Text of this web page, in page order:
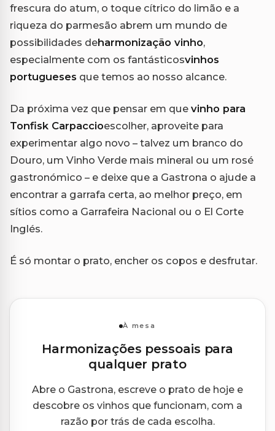
frescura do atum, o toque cítrico do limão e a
riqueza do parmesão abrem um mundo de
possibilidades deharmonização vinho,
especialmente com os fantásticosvinhos
portugueses que temos ao nosso alcance.
Da próxima vez que pensar em que vinho para
Tonfisk Carpaccioescolher, aproveite para
experimentar algo novo – talvez um branco do
Douro, um Vinho Verde mais mineral ou um rosé
gastronómico – e deixe que a Gastrona o ajude a
encontrar a garrafa certa, ao melhor preço, em
sítios como a Garrafeira Nacional ou o El Corte
Inglés.
É só montar o prato, encher os copos e desfrutar.
À mesa
Harmonizações pessoais para
qualquer prato
Abre o Gastrona, escreve o prato de hoje e
descobre os vinhos que funcionam, com a
razão por trás de cada escolha.